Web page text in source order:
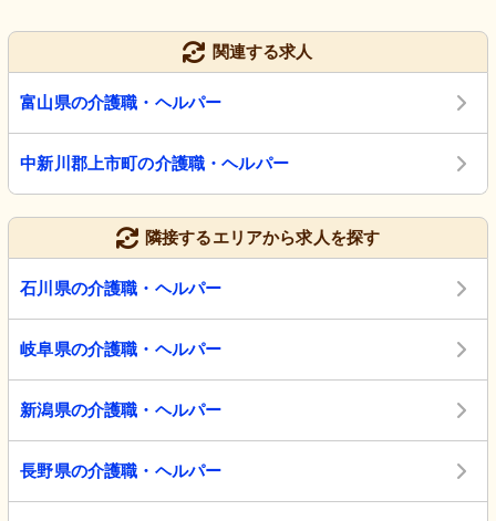
関連する求人
富山県の介護職・ヘルパー
中新川郡上市町の介護職・ヘルパー
隣接するエリアから求人を探す
石川県の介護職・ヘルパー
岐阜県の介護職・ヘルパー
新潟県の介護職・ヘルパー
長野県の介護職・ヘルパー